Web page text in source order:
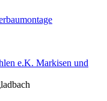
e.K. Markisen und